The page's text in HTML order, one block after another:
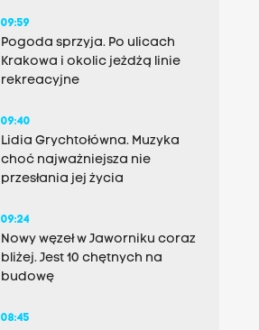
09:59
Pogoda sprzyja. Po ulicach
Krakowa i okolic jeżdżą linie
rekreacyjne
09:40
Lidia Grychtołówna. Muzyka
choć najważniejsza nie
przesłania jej życia
09:24
Nowy węzeł w Jaworniku coraz
bliżej. Jest 10 chętnych na
budowę
08:45